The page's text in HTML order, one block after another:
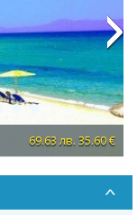
69.63 лв. 35.60 €
Next